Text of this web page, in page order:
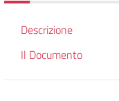
Descrizione
Il Documento